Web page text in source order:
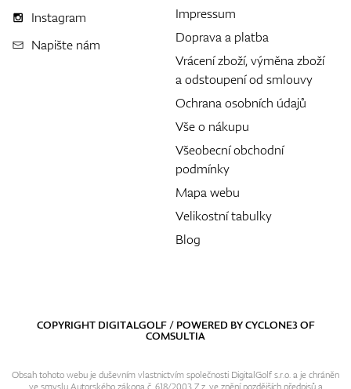
Instagram
Napište nám
Impressum
Doprava a platba
Vrácení zboží, výměna zboží
a odstoupení od smlouvy
Ochrana osobních údajů
Vše o nákupu
Všeobecní obchodní
podmínky
Mapa webu
Velikostní tabulky
Blog
COPYRIGHT DIGITALGOLF / POWERED BYCYCLONE3OF
COMSULTIA
Obsah tohoto webu je duševním vlastnictvím společnosti DigitalGolf s.r.o. a je chráněn
ve smyslu Autorského zákona č. 618/2003 Z.z. ve znění pozdějších předpisů a